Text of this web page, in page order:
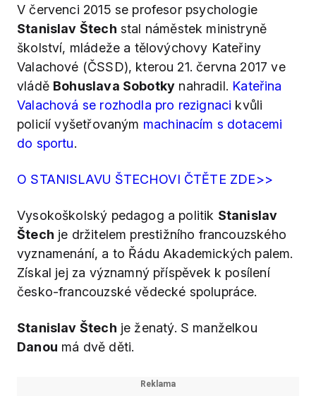
V červenci 2015 se profesor psychologie
Stanislav Štech stal náměstek ministryně
školství, mládeže a tělovýchovy Kateřiny
Valachové (ČSSD), kterou 21. června 2017 ve
vládě Bohuslava Sobotky nahradil. Kateřina
Valachová se rozhodla pro rezignaci kvůli
policií vyšetřovaným machinacím s dotacemi
do sportu.
O STANISLAVU ŠTECHOVI ČTĚTE ZDE>>
Vysokoškolský pedagog a politik Stanislav
Štech je držitelem prestižního francouzského
vyznamenání, a to Řádu Akademických palem.
Získal jej za významný příspěvek k posílení
česko-francouzské vědecké spolupráce.
Stanislav Štech je ženatý. S manželkou
Danou má dvě děti.